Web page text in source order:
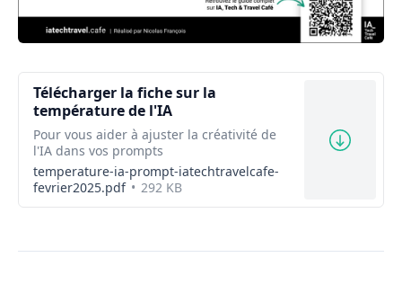
Télécharger la fiche sur la
température de l'IA
Pour vous aider à ajuster la créativité de
l'IA dans vos prompts
temperature-ia-prompt-iatechtravelcafe-
fevrier2025.pdf
292 KB